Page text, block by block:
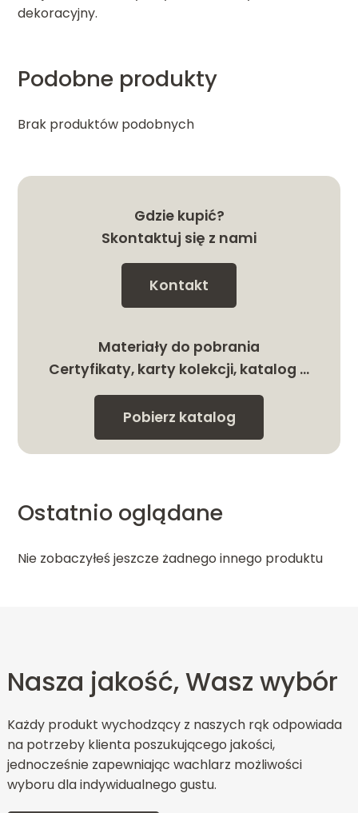
dekoracyjny.
Podobne produkty
Brak produktów podobnych
Gdzie kupić?
Skontaktuj się z nami
Kontakt
Materiały do pobrania
Certyfikaty, karty kolekcji, katalog …
Pobierz katalog
Ostatnio oglądane
Nie zobaczyłeś jeszcze żadnego innego produktu
Nasza jakość, Wasz wybór
Każdy produkt wychodzący z naszych rąk odpowiada
na potrzeby klienta poszukującego jakości,
jednocześnie zapewniając wachlarz możliwości
wyboru dla indywidualnego gustu.